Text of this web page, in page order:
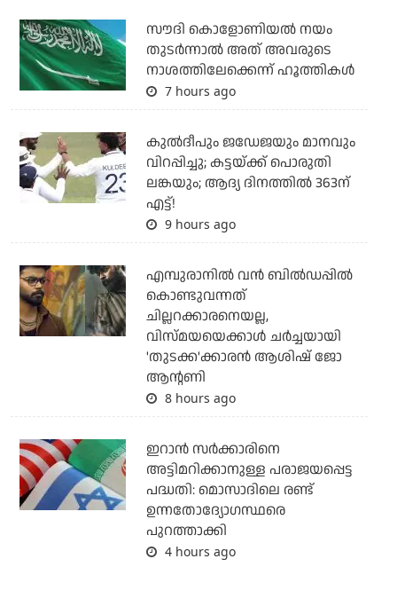
സൗദി കൊളോണിയല്‍ നയം
തുടര്‍ന്നാല്‍ അത് അവരുടെ
നാശത്തിലേക്കെന്ന് ഹൂത്തികള്‍
7 hours ago
കുല്‍ദീപും ജഡേജയും മാനവും
വിറപ്പിച്ചു; കട്ടയ്ക്ക് പൊരുതി
ലങ്കയും; ആദ്യ ദിനത്തില്‍ 363ന്
എട്ട്!
9 hours ago
എമ്പുരാനില്‍ വന്‍ ബില്‍ഡപ്പില്‍
കൊണ്ടുവന്നത്
ചില്ലറക്കാരനെയല്ല,
വിസ്മയയെക്കാള്‍ ചര്‍ച്ചയായി
'തുടക്ക'ക്കാരന്‍ ആശിഷ് ജോ
ആന്റണി
8 hours ago
ഇറാന്‍ സര്‍ക്കാരിനെ
അട്ടിമറിക്കാനുള്ള പരാജയപ്പെട്ട
പദ്ധതി: മൊസാദിലെ രണ്ട്
ഉന്നതോദ്യോഗസ്ഥരെ
പുറത്താക്കി
4 hours ago